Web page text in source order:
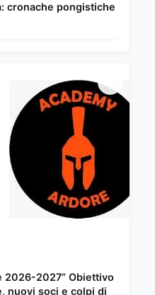
cronache pongistiche
2026-2027” Obiettivo
nuovi soci e colpi di